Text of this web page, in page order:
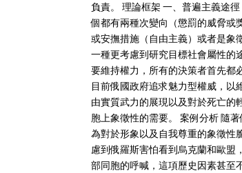
負責。 理論框架 一、普遍主義途
個都有兩種次變向（懲罰的威脅或
或安撫措施（自由主義）或者是象
一種更考慮到研究目標社會屬性的
要維持權力，所有的決策者首先都
目前俄國政府追求魅力型權威，
由實質武力的展現以及對於死亡的
胞上象徵性的需要。 案例分析 隨
為對於形象以及自我尊重的象徵性
慮到俄羅斯害怕看到烏克蘭和歐盟
部同胞的呼喊，這項歷史因素甚至